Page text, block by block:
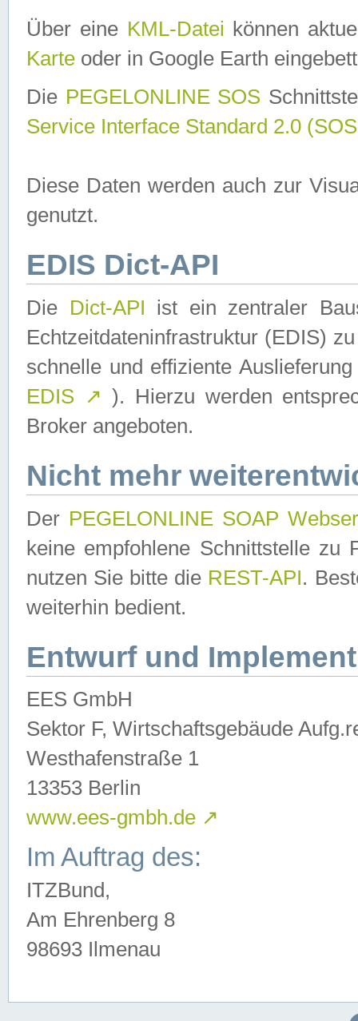
Über eine KML-Datei können
Karte oder in Google Earth
Die PEGELONLINE SOS
Service Interface Standard 2.0
Diese Daten werden auch zur
genutzt.
EDIS Dict-API
Die Dict-API ist ein zentraler
Echtzeitdateninfrastruktur (EDIS)
schnelle und effiziente
EDIS ↗ ). Hierzu werden
Broker angeboten.
Nicht mehr
Der PEGELONLINE SOAP
keine empfohlene Schnittstelle zu
nutzen Sie bitte die REST-API.
weiterhin bedient.
Entwurf und
EES GmbH
Sektor F, Wirtschaftsgebäude
Westhafenstraße 1
13353 Berlin
www.ees-gmbh.de ↗
Im Auftrag des:
ITZBund,
Am Ehrenberg 8
98693 Ilmenau